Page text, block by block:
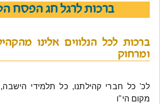
ברכות לרגל חג הפסח
ברכות לכל הנלווים אלינו
ומרחוק
לכ' כל חברי קהילתנו, כל תלמידי
מקום הי"ו